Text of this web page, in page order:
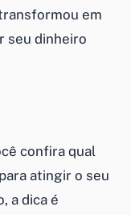
em
seu dinheiro
confira qual
atingir o seu
a dica é